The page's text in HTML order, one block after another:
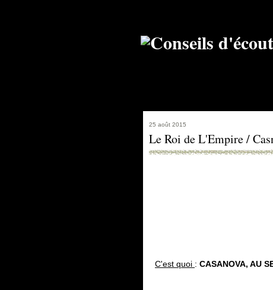
25 août 2015
Le Roi de L'Empire /
C'est quoi : CASANOVA, AU